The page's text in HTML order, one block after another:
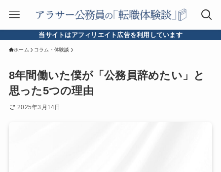
当サイトはアフィリエイト広告を利用しています
ホーム コラム・体験談
8年間働いた僕が「公務員辞めたい」と
思った5つの理由
2025年3月14日